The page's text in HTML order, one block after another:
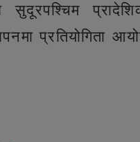
सुदूरपश्चिम
प्रतियोगिता